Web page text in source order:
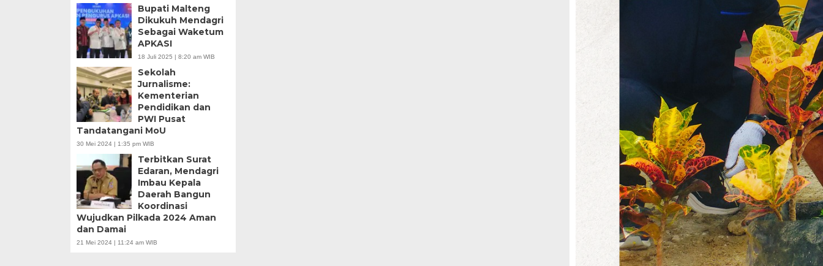
Bupati Malteng
Dikukuh Mendagri
Sebagai Waketum
APKASI
18 Juli 2025 | 8:20 am WIB
Sekolah
Jurnalisme:
Kementerian
Pendidikan dan
PWI Pusat
Tandatangani MoU
30 Mei 2024 | 1:35 pm WIB
Terbitkan Surat
Edaran, Mendagri
Imbau Kepala
Daerah Bangun
Koordinasi
Wujudkan Pilkada 2024 Aman
dan Damai
21 Mei 2024 | 11:24 am WIB